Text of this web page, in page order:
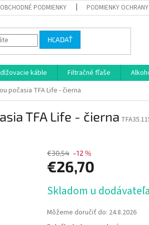
OBCHODNÉ PODMIENKY PODMIENKY OCHRANY
HĽADAŤ
káble Filtračné fľaše
počasia TFA Life - čierna
TFA Life - čierna
€30,54 –12 %
€26,70
cena:
Skladom u
Môžeme doručiť do: 24.8.2026